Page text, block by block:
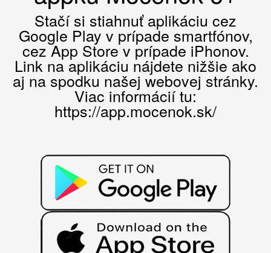
Stačí si stiahnuť aplikáciu cez
Google Play v prípade smartfónov,
cez App Store v prípade iPhonov.
Link na aplikáciu nájdete nižšie ako
aj na spodku našej webovej stránky.
Viac informácií tu:
https://app.mocenok.sk/